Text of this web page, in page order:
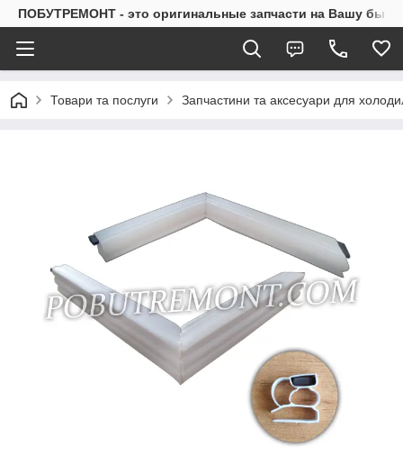
ПОБУТРЕМОНТ - это оригинальные запчасти на Вашу
Товари та послуги Запчастини та аксесуари для